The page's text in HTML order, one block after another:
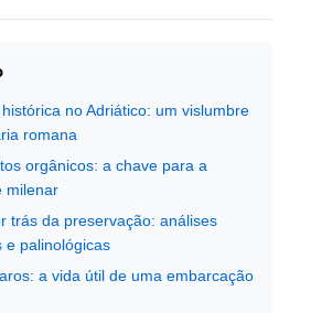
no Adriático: um vislumbre
romana
orgânicos: a chave para a
milenar
trás da preservação: análises
e palinológicas
a vida útil de uma embarcação